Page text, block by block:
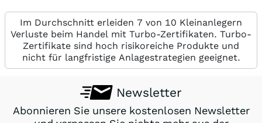
Im Durchschnitt erleiden 7 von 10 Kleinanlegern
Verluste beim Handel mit Turbo-Zertifikaten. Turbo-
Zertifikate sind hoch risikoreiche Produkte und
nicht für langfristige Anlagestrategien geeignet.
Newsletter
Abonnieren Sie unsere kostenlosen Newsletter